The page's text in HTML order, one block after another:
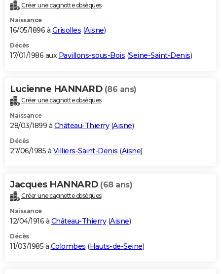
Créer une cagnotte obsèques
Naissance
16/05/1896 à Grisolles (Aisne)
Décès
17/01/1986 aux Pavillons-sous-Bois (Seine-Saint-Denis)
Lucienne HANNARD (86 ans)
Créer une cagnotte obsèques
Naissance
28/03/1899 à Château-Thierry(Aisne)
Décès
27/06/1985 à Villiers-Saint-Denis (Aisne)
Jacques HANNARD (68 ans)
Créer une cagnotte obsèques
Naissance
12/04/1916 à Château-Thierry(Aisne)
Décès
11/03/1985 à Colombes (Hauts-de-Seine)